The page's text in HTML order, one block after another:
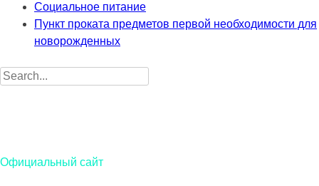
Социальное питание
Пункт проката предметов первой необходимости для
новорожденных
Search
Официальный сайт